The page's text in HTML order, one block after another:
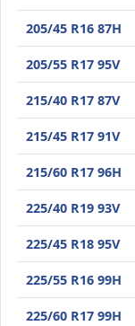
Minerva S210
205/45 R16 87H
Minerva S210
205/55 R17 95V
Minerva S210
215/40 R17 87V
Minerva S210
215/45 R17 91V
Minerva S210
215/60 R17 96H
Minerva S210
225/40 R19 93V
Minerva S210
225/45 R18 95V
Minerva S210
225/55 R16 99H
Minerva S210
225/60 R17 99H